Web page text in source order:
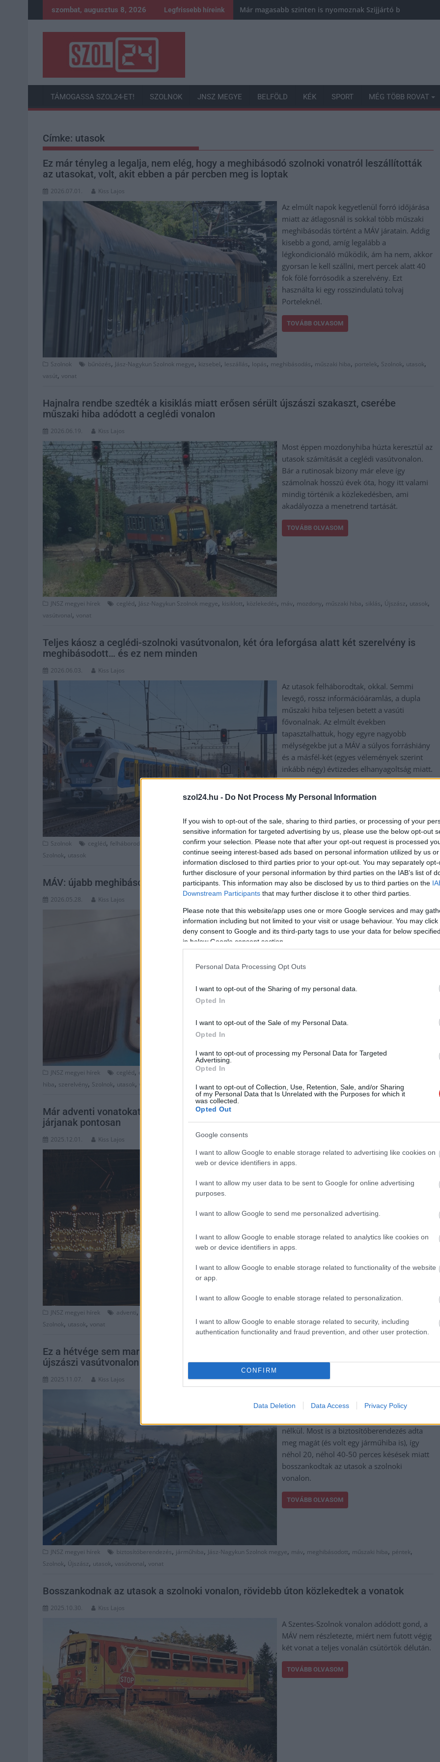
szol24.hu - Do Not Process My Personal Information
If you wish to opt-out of the sale, sharing to third parties, or processing of your
sensitive information for targeted advertising by us, please use the below opt-out
confirm your selection. Please note that after your opt-out request is processed
continue seeing interest-based ads based on personal information utilized by us
information disclosed to third parties prior to your opt-out. You may separately
further disclosure of your personal information by third parties on the IAB’s list of
participants. This information may also be disclosed by us to third parties on the
Downstream Participants that may further disclose it to other third parties.
Please note that this website/app uses one or more Google services and may
information including but not limited to your visit or usage behaviour. You may
deny consent to Google and its third-party tags to use your data for below
in below Google consent section.
Personal Data Processing Opt Outs
I want to opt-out of the Sharing of my personal data.
Opted In
I want to opt-out of the Sale of my Personal Data.
Opted In
I want to opt-out of processing my Personal Data for Targeted
Advertising.
Opted In
I want to opt-out of Collection, Use, Retention, Sale, and/or Sharing
of my Personal Data that Is Unrelated with the Purposes for which it
was collected.
Opted Out
Google consents
I want to allow Google to enable storage related to advertising like cookies on
web or device identifiers in apps.
I want to allow my user data to be sent to Google for online advertising
purposes.
I want to allow Google to send me personalized advertising.
I want to allow Google to enable storage related to analytics like cookies on
web or device identifiers in apps.
I want to allow Google to enable storage related to functionality of the website
or app.
I want to allow Google to enable storage related to personalization.
I want to allow Google to enable storage related to security, including
authentication functionality and fraud prevention, and other user protection.
CONFIRM
Data Deletion Data Access Privacy Policy
to
szombat, augusztus 8, 2026 Legfrissebb híreink Már magasabb szinten is nyomoznak Szijjártó
TÁMOGASSA SZOL24-ET! SZOLNOK JNSZ MEGYE BELFÖLD KÉK SPORT MÉG TÖBB ROVAT
Címke: utasok
Ez már tényleg a legalja, nem elég, hogy a meghibásodó szolnoki vonatról leszállították
az utasokat, volt, akit ebben a pár percben meg is loptak
2026.07.01. Kiss Lajos
Az elmúlt napok kegyetlenül forró időjárása
miatt az átlagosnál is sokkal több műszaki
meghibásodás történt a MÁV járatain. Addig
kisebb a gond, amíg legalább a
légkondicionáló működik, ám ha nem, akkor
gyorsan le kell szállni, mert percek alatt 40
fok fölé forrósodik a szerelvény. Ezt
használta ki egy rosszindulatú tolvaj
Porteleknél.
TOVÁBB OLVASOM
Szolnok bűnözés, Jász-Nagykun Szolnok megye, kizsebel, leszállás, lopás, meghibásodás, műszaki hiba, portelek, Szolnok, utasok,
vasút, vonat
Hajnalra rendbe szedték a kisiklás miatt erősen sérült újszászi szakaszt, cserébe
műszaki hiba adódott a ceglédi vonalon
2026.06.19. Kiss Lajos
Most éppen mozdonyhiba húzta keresztül az
utasok számítását a ceglédi vasútvonalon.
Bár a rutinosak bizony már eleve így
számolnak hosszú évek óta, hogy itt valami
mindig történik a közlekedésben, ami
akadályozza a menetrend tartását.
TOVÁBB OLVASOM
JNSZ megyei hírek cegléd, Jász-Nagykun Szolnok megye, kisiklott, közlekedés, máv, mozdony, műszaki hiba, siklás, Újszász, utasok,
vasútvonal, vonat
Teljes káosz a ceglédi-szolnoki vasútvonalon, két óra leforgása alatt két szerelvény is
meghibásodott… és ez nem minden
2026.06.03. Kiss Lajos
Az utasok felháborodtak, okkal. Semmi
levegő, rossz információáramlás, a dupla
műszaki hiba teljesen betett a vasúti
fővonalnak. Az elmúlt években
tapasztalhattuk, hogy egyre nagyobb
mélységekbe jut a MÁV a súlyos forráshiány
és a másfél-két (egyes vélemények szerint
inkább négy) évtizedes elhanyagoltság miatt.
Szolnok cegléd, felháborodás Jász-Nagykun Szolnok megye,káosz,levegő,máv, meghibásodott,műszaki,szerelvény,
Szolnok, utasok
MÁV: újabb meghibásodás vágta haza órákra a ceglédi fővonalat
2026.05.28. Kiss Lajos
Műszaki hiba miatt felborul a
ceglédi/szolnoki vasúti fővonal közlekedése?
Az ingázók számára ebben semmi
különleges nincs, csak egy átlagos
hétköznap az elmúlt négy-öt évben.
JNSZ megyei hírek cegléd, elvontatás ,Jász-Nagykun Szolnok megye
hiba, szerelvény, Szolnok, utasok, vasútvonal
Már adventi vonatokat is láthatunk – ám az utasok szerint felesleges giccs, inkább
járjanak pontosan
2025.12.01. Kiss Lajos
Több nagyvárosban is láthatunk adventi
villamost, illetve más ragyogó díszítéseket
(Szolnokon például Adventi Falut), de ne
Bár az ingázók nem dobtak hátast az
megbízhatóságot és a pontosságot várnák el
minden vonalon.
TOVÁBB OLVASOM
JNSZ megyei hírek adventi,
Szolnok, utasok, vonat
Ez a hétvége sem maradt ki, műszaki hiba okozott 30-40 perces vonatkéséseket az
újszászi vasútvonalon
2025.11.07. Kiss Lajos
4-5 nap zsinórban az állami
nélkül. Most is a biztosítóberendezés adta
meg magát (és volt egy járműhiba is), így
néhol 20, néhol 40-50 perces késések miatt
bosszankodtak az utasok a szolnoki
vonalon.
TOVÁBB OLVASOM
JNSZ megyei hírek biztosítóberendezés, járműhiba, Jász-Nagykun Szolnok megye, máv, meghibásodott, műszaki hiba, péntek,
Szolnok, Újszász, utasok, vasútvonal, vonat
Bosszankodnak az utasok a szolnoki vonalon, rövidebb úton közlekedtek a vonatok
2025.10.30. Kiss Lajos
A Szentes-Szolnok vonalon adódott gond, a
MÁV nem részletezte, miért nem futott végig
két vonat a teljes vonalán csütörtök délután.
TOVÁBB OLVASOM